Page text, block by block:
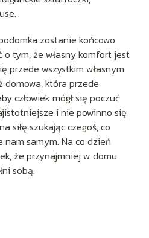
zostanie końcowo
tym, że własny komfort jest
przede wszystkim własnym
domowa, która przede
człowiek mógł się poczuć
i nie powinno się
siłę szukając czegoś, co
samym. Na co dzień
że przynajmniej w domu
sobą.